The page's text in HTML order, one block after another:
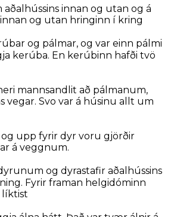
innan og utan og á
og utan hringinn í kring
og pálmar, og var einn pálmi
kerúba. En kerúbinn hafði tvö
mannsandlit að pálmanum,
vegar. Svo var á húsinu allt um
og upp fyrir dyr voru gjörðir
á veggnum.
og dyrastafir aðalhússins
Fyrir framan helgidóminn
líktist